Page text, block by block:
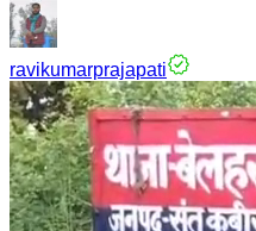
ravikumarprajapati